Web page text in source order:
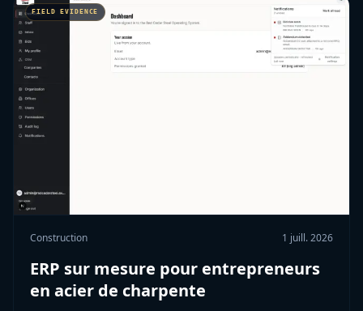
Construction 1 juill. 2026
ERP sur mesure pour entrepreneurs
en acier de charpente